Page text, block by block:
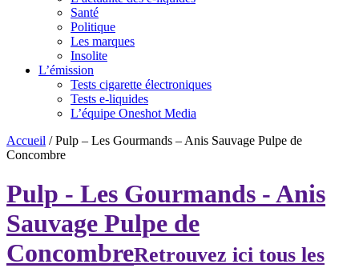
Santé
Politique
Les marques
Insolite
L’émission
Tests cigarette électroniques
Tests e-liquides
L’équipe Oneshot Media
Accueil /Pulp – Les Gourmands – Anis Sauvage Pulpe de
Concombre
Pulp - Les Gourmands - Anis
Sauvage Pulpe de
ConcombreRetrouvez ici tous les